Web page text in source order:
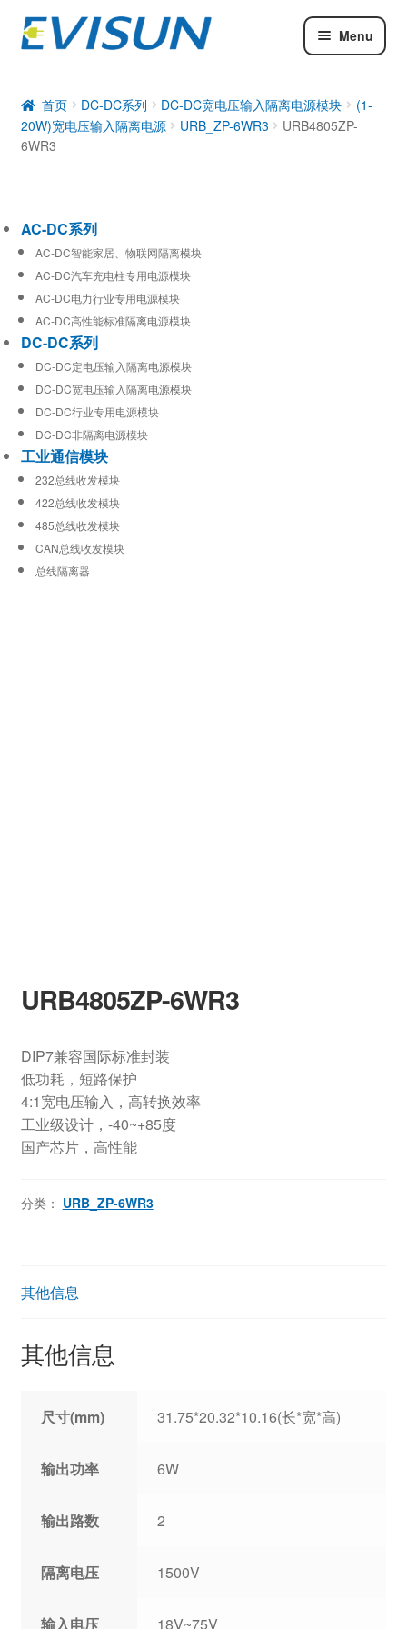
Menu
DC-DC系列
工业通信模块
首页 DC-DC系列 DC-DC宽电压输入隔离电源模块
(1-
20W)宽电压输入隔离电源
URB_ZP-6WR3
URB4805ZP-
6WR3
URB4805ZP-6WR3
DIP7兼容国际标准封装
低功耗，短路保护
4:1宽电压输入，高转换效率
工业级设计，-40~+85度
国产芯片，高性能
分类： URB_ZP-6WR3
其他信息
其他信息
尺寸(mm) 31.75*20.32*10.16(长*宽*高)
输出功率 6W
输出路数 2
隔离电压 1500V
输入电压 18V~75V
AC-DC系列
AC-DC智能家居、物联网隔离模块
AC-DC汽车充电柱专用电源模块
AC-DC电力行业专用电源模块
AC-DC高性能标准隔离电源模块
DC-DC系列
DC-DC定电压输入隔离电源模块
DC-DC宽电压输入隔离电源模块
DC-DC行业专用电源模块
DC-DC非隔离电源模块
工业通信模块
232总线收发模块
422总线收发模块
485总线收发模块
CAN总线收发模块
总线隔离器